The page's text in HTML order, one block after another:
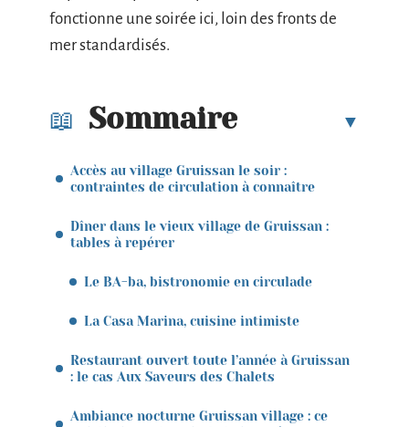
fonctionne une soirée ici, loin des fronts de
mer standardisés.
Sommaire
Accès au village Gruissan le soir :
contraintes de circulation à connaître
Dîner dans le vieux village de Gruissan :
tables à repérer
Le BA-ba, bistronomie en circulade
La Casa Marina, cuisine intimiste
Restaurant ouvert toute l’année à Gruissan
: le cas Aux Saveurs des Chalets
Ambiance nocturne Gruissan village : ce